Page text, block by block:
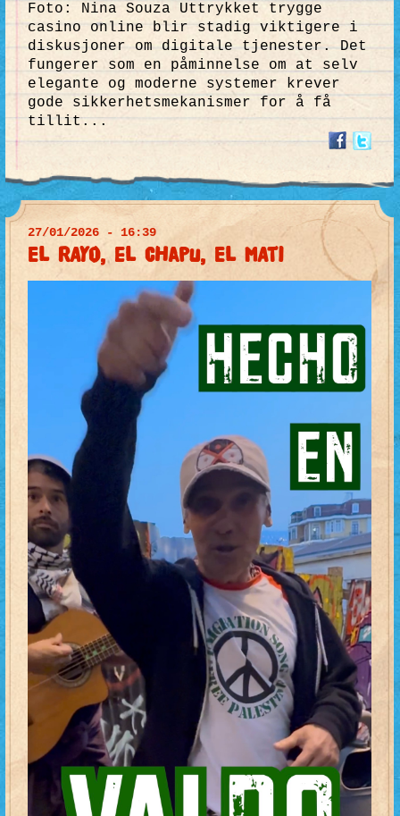
Foto: Nina Souza Uttrykket trygge
casino online blir stadig viktigere i
diskusjoner om digitale tjenester. Det
fungerer som en påminnelse om at selv
elegante og moderne systemer krever
gode sikkerhetsmekanismer for å få
tillit...
27/01/2026 - 16:39
El RAyo, el CHapu, El MAti